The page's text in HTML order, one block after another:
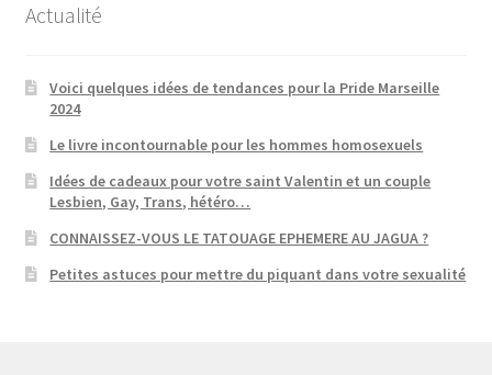
Actualité
Voici quelques idées de tendances pour la Pride Marseille
2024
Le livre incontournable pour les hommes homosexuels
Idées de cadeaux pour votre saint Valentin et un couple
Lesbien, Gay, Trans, hétéro…
CONNAISSEZ-VOUS LE TATOUAGE EPHEMERE AU JAGUA ?
Petites astuces pour mettre du piquant dans votre sexualité